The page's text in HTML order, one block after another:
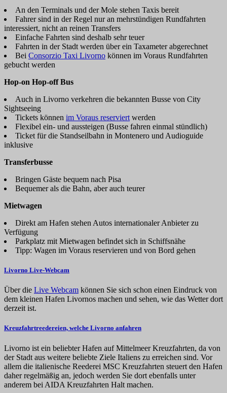
An den Terminals und der Mole stehen Taxis bereit
Fahrer sind in der Regel nur an mehrstündigen Rundfahrten
interessiert, nicht an reinen Transfers
Einfache Fahrten sind deshalb sehr teuer
Fahrten in der Stadt werden über ein Taxameter abgerechnet
Bei Consorzio Taxi Livorno können im Voraus Rundfahrten
gebucht werden
Hop-on Hop-off Bus
Auch in Livorno verkehren die bekannten Busse von City
Sightseeing
Tickets können im Voraus reserviert werden
Flexibel ein- und aussteigen (Busse fahren einmal stündlich)
Ticket für die Standseilbahn in Montenero und Audioguide
inklusive
Transferbusse
Bringen Gäste bequem nach Pisa
Bequemer als die Bahn, aber auch teurer
Mietwagen
Direkt am Hafen stehen Autos internationaler Anbieter zu
Verfügung
Parkplatz mit Mietwagen befindet sich in Schiffsnähe
Tipp: Wagen im Voraus reservieren und von Bord gehen
Livorno Live-Webcam
Über die Live Webcam können Sie sich schon einen Eindruck von
dem kleinen Hafen Livornos machen und sehen, wie das Wetter dort
derzeit ist.
Kreuzfahrtreedereien, welche Livorno anfahren
Livorno ist ein beliebter Hafen auf Mittelmeer Kreuzfahrten, da von
der Stadt aus weitere beliebte Ziele Italiens zu erreichen sind. Vor
allem die italienische Reederei MSC Kreuzfahrten steuert den Hafen
daher regelmäßig an, jedoch werden Sie dort ebenfalls unter
anderem bei AIDA Kreuzfahrten Halt machen.